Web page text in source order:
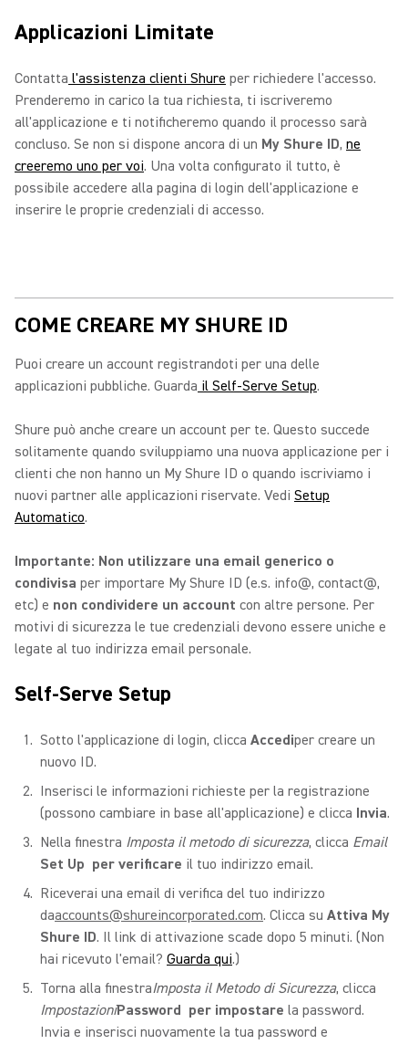
Applicazioni Limitate
Contatta l'assistenza clienti Shure per richiedere l'accesso.
Prenderemo in carico la tua richiesta, ti iscriveremo
all'applicazione e ti notificheremo quando il processo sarà
concluso. Se non si dispone ancora di un My Shure ID, ne
creeremo uno per voi. Una volta configurato il tutto, è
possibile accedere alla pagina di login dell'applicazione e
inserire le proprie credenziali di accesso.
COME CREARE MY SHURE ID
Puoi creare un account registrandoti per una delle
applicazioni pubbliche. Guarda il Self-Serve Setup.
Shure può anche creare un account per te. Questo succede
solitamente quando sviluppiamo una nuova applicazione per i
clienti che non hanno un My Shure ID o quando iscriviamo i
nuovi partner alle applicazioni riservate. Vedi Setup
Automatico.
Importante: Non utilizzare una email generico o
condivisa per importare My Shure ID (e.s. info@, contact@,
etc) e non condividere un account con altre persone. Per
motivi di sicurezza le tue credenziali devono essere uniche e
legate al tuo indirizza email personale.
Self-Serve Setup
Sotto l'applicazione di login, clicca Accediper creare un
nuovo ID.
Inserisci le informazioni richieste per la registrazione
(possono cambiare in base all'applicazione) e clicca Invia.
Nella finestra Imposta il metodo di sicurezza, clicca Email
Set Up per verificare il tuo indirizzo email.
Riceverai una email di verifica del tuo indirizzo
daaccounts@shureincorporated.com. Clicca su Attiva My
Shure ID. Il link di attivazione scade dopo 5 minuti. (Non
hai ricevuto l'email? Guarda qui.)
Torna alla finestraImposta il Metodo di Sicurezza, clicca
ImpostazioniPassword per impostare la password.
Invia e inserisci nuovamente la tua password e